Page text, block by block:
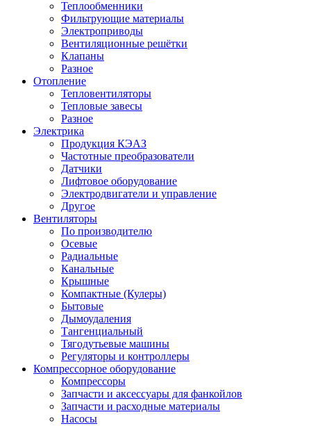
Теплообменники
Фильтрующие материалы
Электроприводы
Вентиляционные решётки
Клапаны
Разное
Отопление
Тепловентиляторы
Тепловые завесы
Разное
Электрика
Продукция КЭАЗ
Частотные преобразователи
Датчики
Лифтовое оборудование
Электродвигатели и управление
Другое
Вентиляторы
По производителю
Осевые
Радиальные
Канальные
Крышные
Компактные (Кулеры)
Бытовые
Дымоудаления
Тангенциальный
Тягодутьевые машины
Регуляторы и контроллеры
Компрессорное оборудование
Компрессоры
Запчасти и аксессуары для фанкойлов
Запчасти и расходные материалы
Насосы